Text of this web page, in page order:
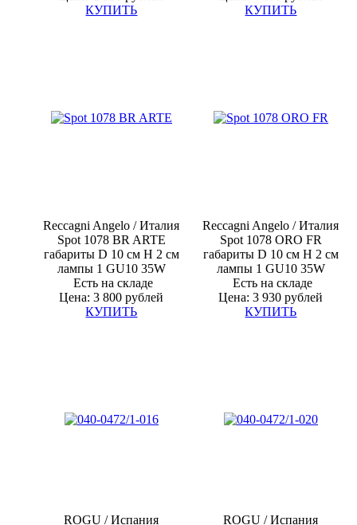
КУПИТЬ
КУПИТЬ
Reccagni Angelo / Италия
Spot 1078 BR ARTE
габариты D 10 см H 2 см
лампы 1 GU10 35W
Есть на складе
Цена: 3 800 рублей
КУПИТЬ
Reccagni Angelo / Италия
Spot 1078 ORO FR
габариты D 10 см H 2 см
лампы 1 GU10 35W
Есть на складе
Цена: 3 930 рублей
КУПИТЬ
ROGU /Испания ROGU /Испания